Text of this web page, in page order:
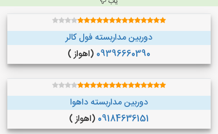
دوربین مداربسته فول کالر
09396660390 (اهواز )
دوربین مداربسته داهوا
09184636151 (اهواز )